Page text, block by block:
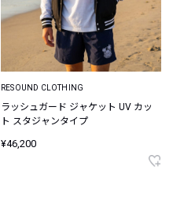
RESOUND CLOTHING
ラッシュガード ジャケット UV カッ
ト スタジャンタイプ
¥46,200